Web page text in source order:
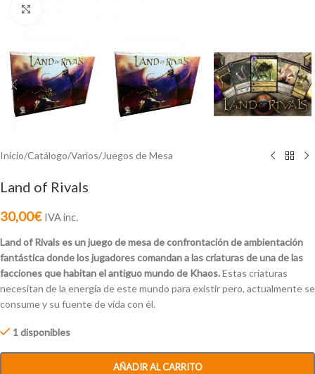
Inicio/Catálogo/Varios/Juegos de Mesa
Land of Rivals
30,00€ IVA inc.
Land of Rivals es un juego de mesade confrontación de ambientación
fantástica donde los jugadores comandan a las criaturas de una de las
facciones que habitan el antiguo mundo de Khaos.Estas criaturas
necesitan de la energía de este mundo para existir pero, actualmente se
consume y su fuente de vida con él.
1 disponibles
AÑADIR AL CARRITO